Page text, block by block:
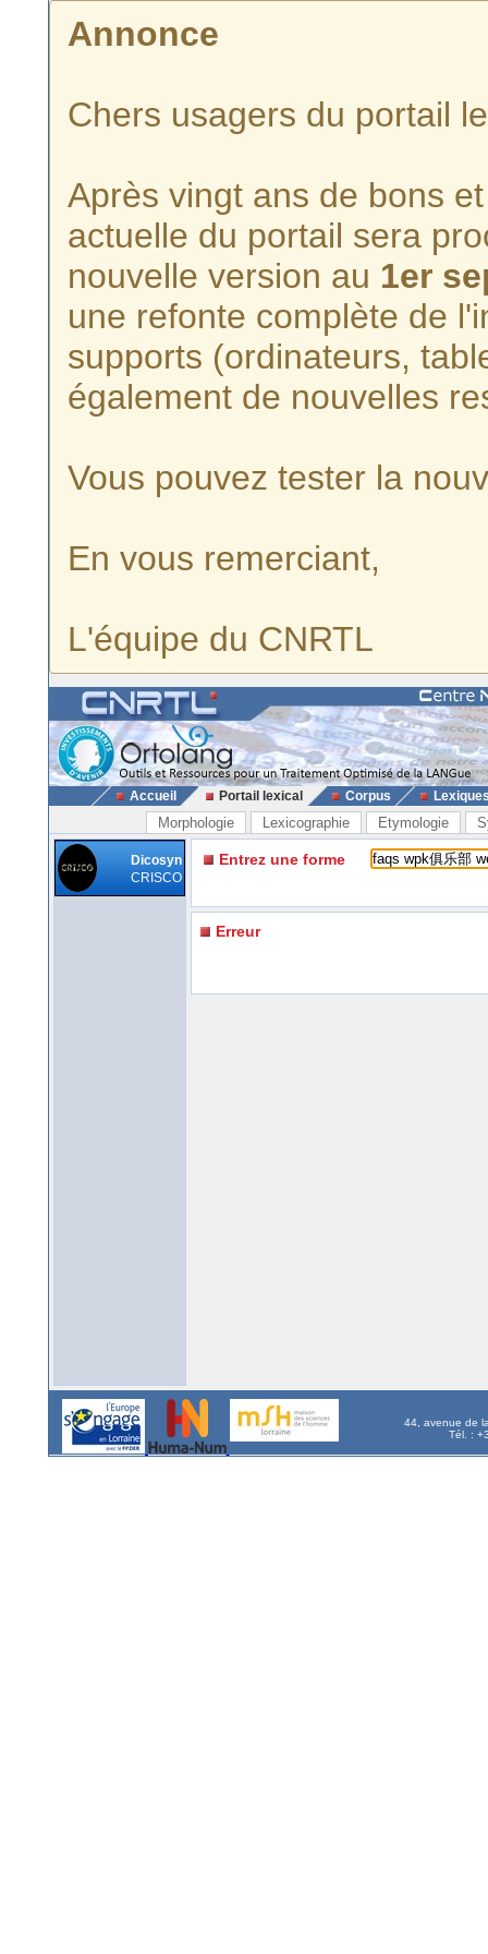
Annonce
Chers usagers du portail
Après vingt ans de bons
actuelle du portail sera
nouvelle version au 1er
une refonte complète de
supports (ordinateurs,
également de nouvelles
Vous pouvez tester la
En vous remerciant,
L'équipe du CNRTL
Accueil Portail lexical Corpus
Morphologie Lexicographie Etymologie
Dicosyn
CRISCO
Entrez une forme
Erreur
44, avenue de
Tél. :